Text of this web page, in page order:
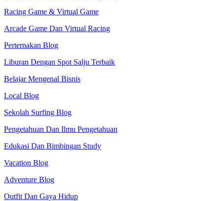
Racing Game & Virtual Game
Arcade Game Dan Virtual Racing
Perternakan Blog
Liburan Dengan Spot Salju Terbaik
Belajar Mengenal Bisnis
Local Blog
Sekolah Surfing Blog
Pengetahuan Dan Ilmu Pengetahuan
Edukasi Dan Bimbingan Study
Vacation Blog
Adventure Blog
Outfit Dan Gaya Hidup